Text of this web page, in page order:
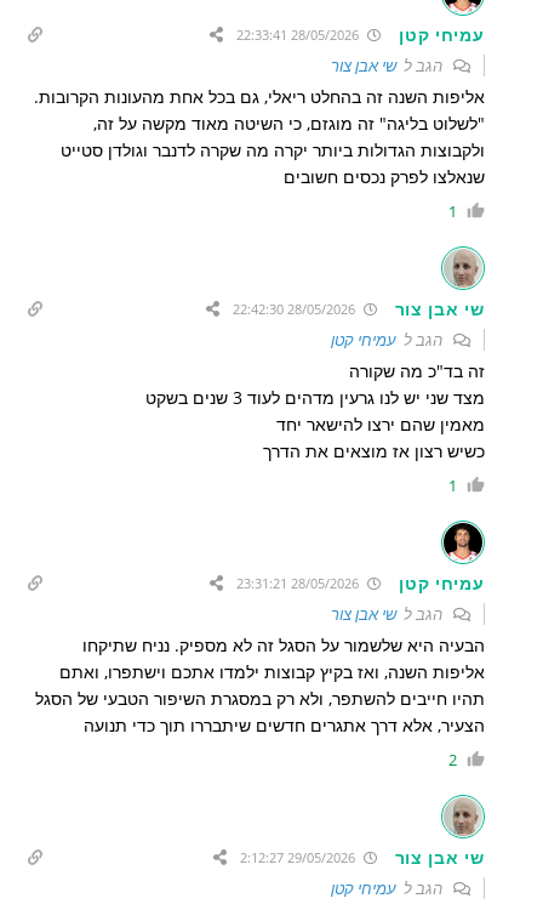
עמיחי קטן
הגב לשי אבן צור
אליפות השנה זה בהחלט ריאלי, גם בכל אחת מהעונות הקרובות.
"לשלוט בליגה" זה מוגזם, כי השיטה מאוד מקשה על זה,
ולקבוצות הגדולות ביותר יקרה מה שקרה לדנבר וגולדן סטייט
שנאלצו לפרק נכסים חשובים
1
שי אבן צור 28/05/2026 22:42:30
הגב לעמיחי קטן
זה בד"כ מה שקורה
מצד שני יש לנו גרעין מדהים לעוד 3 שנים בשקט
מאמין שהם ירצו להישאר יחד
כשיש רצון אז מוצאים את הדרך
1
עמיחי קטן
הגב לשי אבן צור
הבעיה היא שלשמור על הסגל זה לא מספיק. נניח שתיקחו
אליפות השנה, ואז בקיץ קבוצות ילמדו אתכם וישתפרו, ואתם
תהיו חייבים להשתפר, ולא רק במסגרת השיפור הטבעי של הסגל
הצעיר, אלא דרך אתגרים חדשים שיתבררו תוך כדי תנועה
2
שי אבן צור 29/05/2026 2:12:27
הגב לעמיחי קטן